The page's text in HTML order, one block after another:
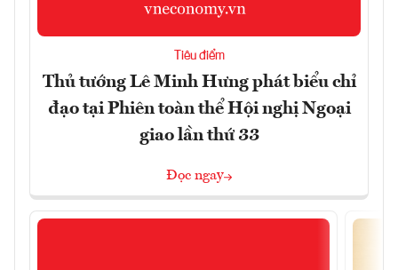
Tiêu điểm
Thủ tướng Lê Minh Hưng phát biểu chỉ
đạo tại Phiên toàn thể Hội nghị Ngoại
giao lần thứ 33
Đọc ngay